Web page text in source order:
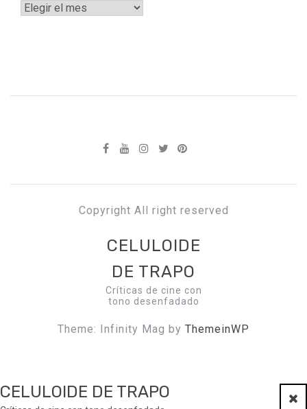
Archivos
Copyright All right reserved
CELULOIDE
DE TRAPO
Críticas de cine con
tono desenfadado
Theme: Infinity Mag by ThemeinWP
CELULOIDE DE TRAPO